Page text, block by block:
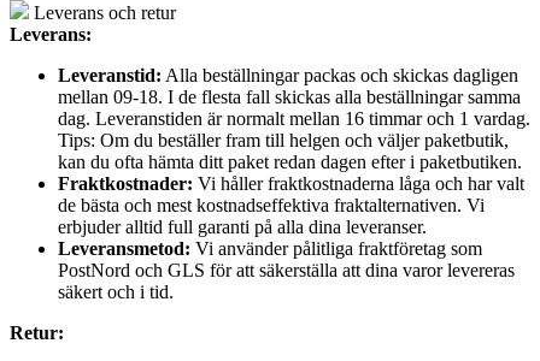
Leverans och retur
Leverans:
Leveranstid: Alla beställningar packas och skickas dagligen
mellan 09-18. I de flesta fall skickas alla beställningar samma
dag. Leveranstiden är normalt mellan 16 timmar och 1 vardag.
Tips: Om du beställer fram till helgen och väljer paketbutik,
kan du ofta hämta ditt paket redan dagen efter i paketbutiken.
Fraktkostnader: Vi håller fraktkostnaderna låga och har valt
de bästa och mest kostnadseffektiva fraktalternativen. Vi
erbjuder alltid full garanti på alla dina leveranser.
Leveransmetod: Vi använder pålitliga fraktföretag som
PostNord och GLS för att säkerställa att dina varor levereras
säkert och i tid.
Retur: